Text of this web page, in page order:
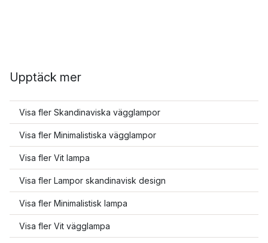
Upptäck mer
Visa fler Skandinaviska vägglampor
Visa fler Minimalistiska vägglampor
Visa fler Vit lampa
Visa fler Lampor skandinavisk design
Visa fler Minimalistisk lampa
Visa fler Vit vägglampa